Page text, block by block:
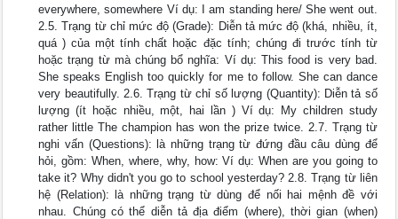
everywhere, somewhere Ví dụ: I am standing here/ She went out.
2.5. Trạng từ chỉ mức độ (Grade): Diễn tả mức độ (khá, nhiều, ít,
quá ) của một tính chất hoặc đặc tính; chúng đi trước tính từ
hoặc trạng từ mà chúng bổ nghĩa: Ví dụ: This food is very bad.
She speaks English too quickly for me to follow. She can dance
very beautifully. 2.6. Trạng từ chỉ số lượng (Quantity): Diễn tả số
lượng (ít hoặc nhiều, một, hai lần ) Ví dụ: My children study
rather little The champion has won the prize twice. 2.7. Trạng từ
nghi vấn (Questions): là những trạng từ đứng đầu câu dùng để
hỏi, gồm: When, where, why, how: Ví dụ: When are you going to
take it? Why didn't you go to school yesterday? 2.8. Trạng từ liên
hệ (Relation): là những trạng từ dùng để nối hai mệnh đề với
nhau. Chúng có thể diễn tả địa điểm (where), thời gian (when)